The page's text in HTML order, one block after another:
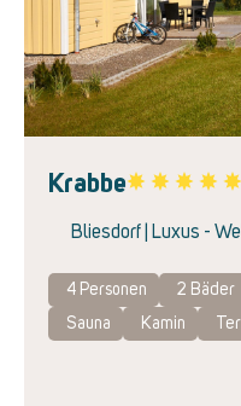
Krabbe
Bliesdorf | Luxus -
4 Personen 2 Bäder
Sauna
Kamin